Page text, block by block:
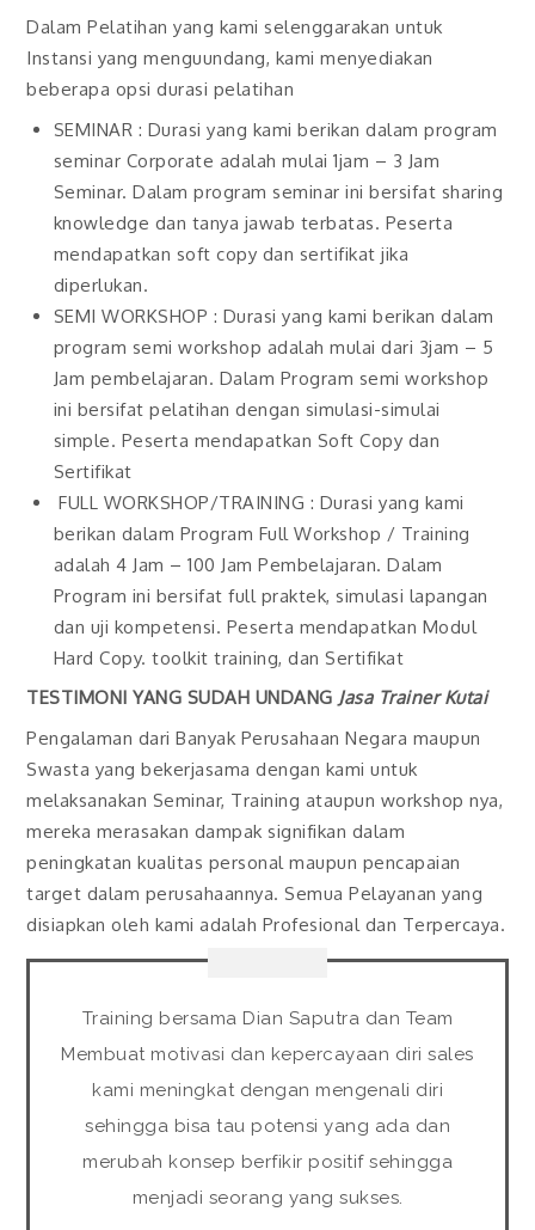
Dalam Pelatihan yang kami selenggarakan untuk
Instansi yang menguundang, kami menyediakan
beberapa opsi durasi pelatihan
SEMINAR : Durasi yang kami berikan dalam program
seminar Corporate adalah mulai 1jam – 3 Jam
Seminar. Dalam program seminar ini bersifat sharing
knowledge dan tanya jawab terbatas. Peserta
mendapatkan soft copy dan sertifikat jika
diperlukan.
SEMI WORKSHOP : Durasi yang kami berikan dalam
program semi workshop adalah mulai dari 3jam – 5
Jam pembelajaran. Dalam Program semi workshop
ini bersifat pelatihan dengan simulasi-simulai
simple. Peserta mendapatkan Soft Copy dan
Sertifikat
FULL WORKSHOP/TRAINING : Durasi yang kami
berikan dalam Program Full Workshop / Training
adalah 4 Jam – 100 Jam Pembelajaran. Dalam
Program ini bersifat full praktek, simulasi lapangan
dan uji kompetensi. Peserta mendapatkan Modul
Hard Copy. toolkit training, dan Sertifikat
TESTIMONI YANG SUDAH UNDANG Jasa Trainer Kutai
Pengalaman dari Banyak Perusahaan Negara maupun
Swasta yang bekerjasama dengan kami untuk
melaksanakan Seminar, Training ataupun workshop nya,
mereka merasakan dampak signifikan dalam
peningkatan kualitas personal maupun pencapaian
target dalam perusahaannya. Semua Pelayanan yang
disiapkan oleh kami adalah Profesional dan Terpercaya.
Training bersama Dian Saputra dan Team
Membuat motivasi dan kepercayaan diri sales
kami meningkat dengan mengenali diri
sehingga bisa tau potensi yang ada dan
merubah konsep berfikir positif sehingga
menjadi seorang yang sukses.